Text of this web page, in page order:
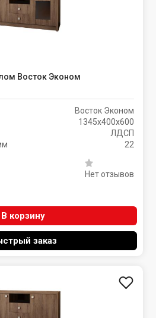
Восток Эконом
Восток Эконом
1345х400х600
ЛДСП
22
Нет отзывов
В корзину
заказ